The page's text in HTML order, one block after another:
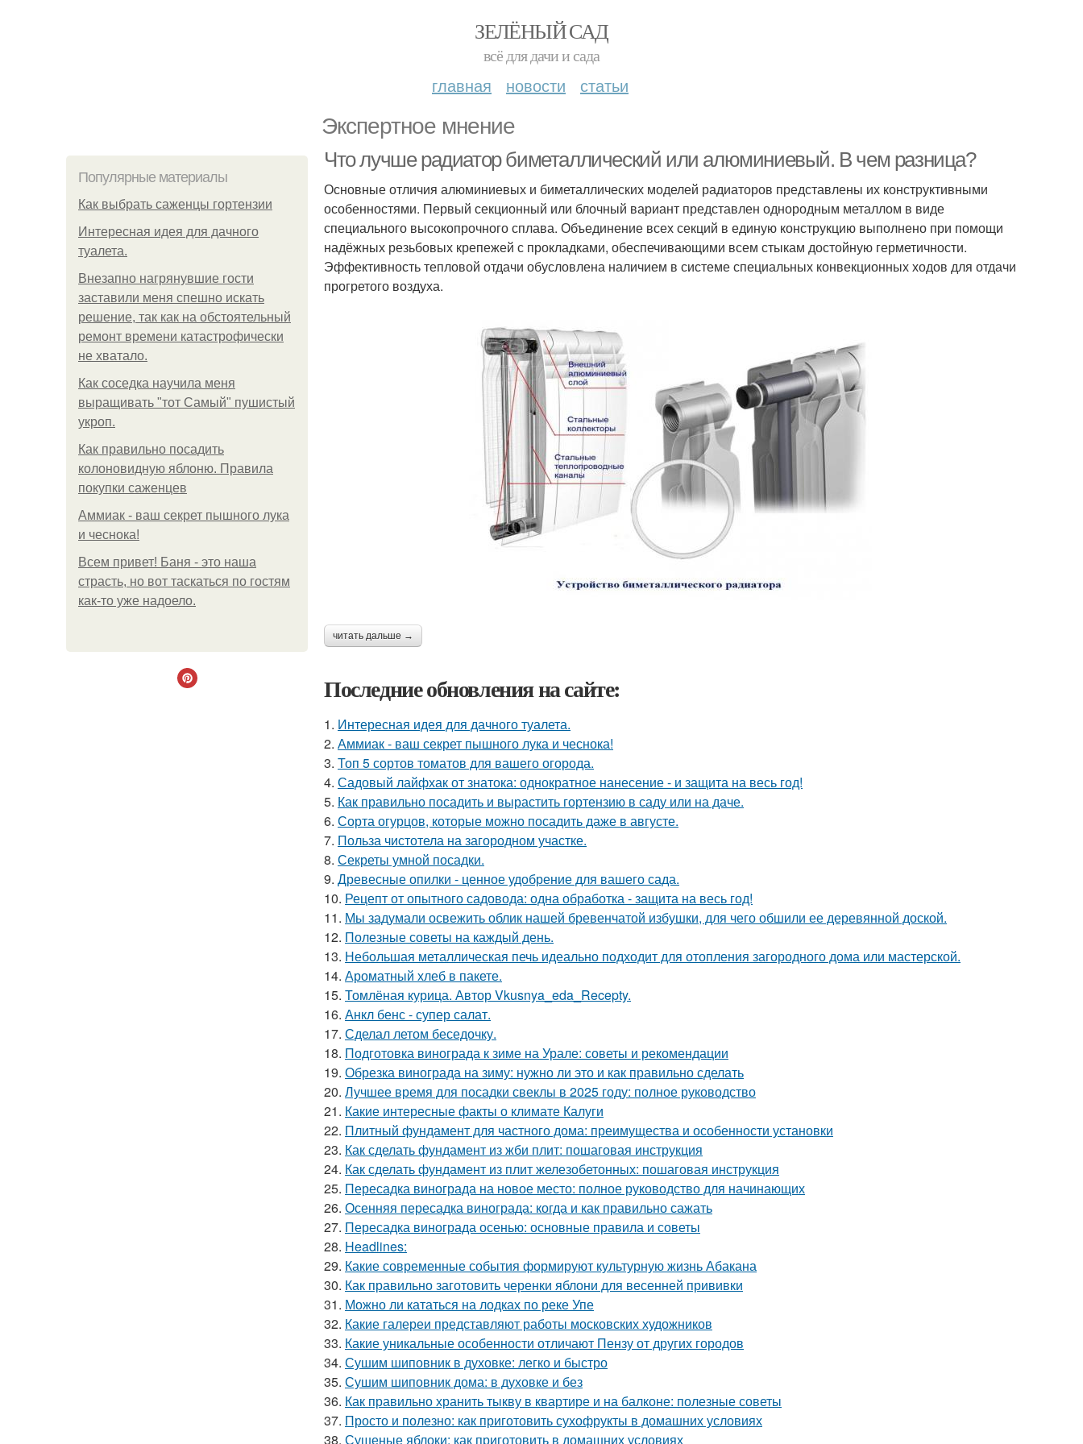
ЗЕЛЁНЫЙ САД
всё для дачи и сада
главная новости статьи
Экспертное мнение
Популярные материалы
Как выбрать саженцы гортензии
Интересная идея для дачного
туалета.
Внезапно нагрянувшие гости
заставили меня спешно искать
решение, так как на обстоятельный
ремонт времени катастрофически
не хватало.
Как соседка научила меня
выращивать "тот Самый" пушистый
укроп.
Как правильно посадить
колоновидную яблоню. Правила
покупки саженцев
Аммиак - ваш секрет пышного лука
и чеснока!
Всем привет! Баня - это наша
страсть, но вот таскаться по гостям
как-то уже надоело.
Что лучше радиатор биметаллический или алюминиевый. В чем разница?
Основные отличия алюминиевых и биметаллических моделей радиаторов представлены их конструктивными
особенностями. Первый секционный или блочный вариант представлен однородным металлом в виде
специального высокопрочного сплава. Объединение всех секций в единую конструкцию выполнено при помощи
надёжных резьбовых крепежей с прокладками, обеспечивающими всем стыкам достойную герметичности.
Эффективность тепловой отдачи обусловлена наличием в системе специальных конвекционных ходов для отдачи
прогретого воздуха.
читать дальше →
Последние обновления на сайте:
1. Интересная идея для дачного туалета.
2. Аммиак - ваш секрет пышного лука и чеснока!
3. Топ 5 сортов томатов для вашего огорода.
4. Садовый лайфхак от знатока: однократное нанесение - и защита на весь год!
5. Как правильно посадить и вырастить гортензию в саду или на даче.
6. Сорта огурцов, которые можно посадить даже в августе.
7. Польза чистотела на загородном участке.
8. Секреты умной посадки.
9. Древесные опилки - ценное удобрение для вашего сада.
10. Рецепт от опытного садовода: одна обработка - защита на весь год!
11. Мы задумали освежить облик нашей бревенчатой избушки, для чего обшили ее деревянной доской.
12. Полезные советы на каждый день.
13. Небольшая металлическая печь идеально подходит для отопления загородного дома или мастерской.
14. Ароматный хлеб в пакете.
15. Томлёная курица. Автор Vkusnya_eda_Recepty.
16. Анкл бенс - супер салат.
17. Сделал летом беседочку.
18. Подготовка винограда к зиме на Урале: советы и рекомендации
19. Обрезка винограда на зиму: нужно ли это и как правильно сделать
20. Лучшее время для посадки свеклы в 2025 году: полное руководство
21. Какие интересные факты о климате Калуги
22. Плитный фундамент для частного дома: преимущества и особенности установки
23. Как сделать фундамент из жби плит: пошаговая инструкция
24. Как сделать фундамент из плит железобетонных: пошаговая инструкция
25. Пересадка винограда на новое место: полное руководство для начинающих
26. Осенняя пересадка винограда: когда и как правильно сажать
27. Пересадка винограда осенью: основные правила и советы
28. Headlines:
29. Какие современные события формируют культурную жизнь Абакана
30. Как правильно заготовить черенки яблони для весенней прививки
31. Можно ли кататься на лодках по реке Упе
32. Какие галереи представляют работы московских художников
33. Какие уникальные особенности отличают Пензу от других городов
34. Сушим шиповник в духовке: легко и быстро
35. Сушим шиповник дома: в духовке и без
36. Как правильно хранить тыкву в квартире и на балконе: полезные советы
37. Просто и полезно: как приготовить сухофрукты в домашних условиях
38. Сушеные яблоки: как приготовить в домашних условиях